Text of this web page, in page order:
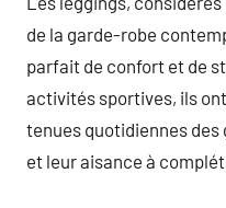
de la garde-robe
parfait de confort et de
activités sportives, ils
tenues quotidiennes des
et leur aisance à